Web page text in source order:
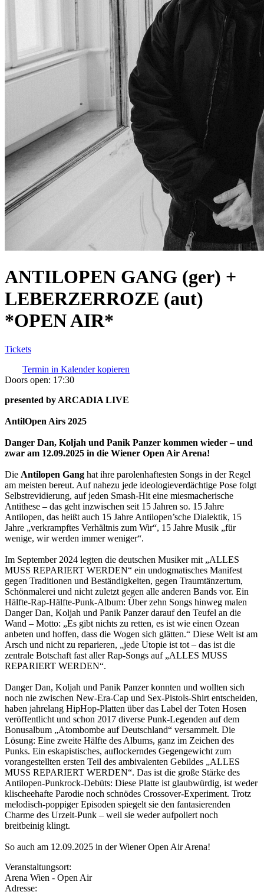
ANTILOPEN GANG (ger) +
LEBERZERROZE (aut)
*OPEN AIR*
Tickets
Termin in Kalender kopieren
Doors open: 17:30
presented by ARCADIA LIVE
AntilOpen Airs 2025
Danger Dan, Koljah und Panik Panzer kommen wieder – und
zwar am 12.09.2025 in die Wiener Open Air Arena!
Die Antilopen Gang hat ihre parolenhaftesten Songs in der Regel
am meisten bereut. Auf nahezu jede ideologieverdächtige Pose folgt
Selbstrevidierung, auf jeden Smash-Hit eine miesmacherische
Antithese – das geht inzwischen seit 15 Jahren so. 15 Jahre
Antilopen, das heißt auch 15 Jahre Antilopen’sche Dialektik, 15
Jahre „verkrampftes Verhältnis zum Wir“, 15 Jahre Musik „für
wenige, wir werden immer weniger“.
Im September 2024 legten die deutschen Musiker mit „ALLES
MUSS REPARIERT WERDEN“ ein undogmatisches Manifest
gegen Traditionen und Beständigkeiten, gegen Traumtänzertum,
Schönmalerei und nicht zuletzt gegen alle anderen Bands vor. Ein
Hälfte-Rap-Hälfte-Punk-Album: Über zehn Songs hinweg malen
Danger Dan, Koljah und Panik Panzer darauf den Teufel an die
Wand – Motto: „Es gibt nichts zu retten, es ist wie einen Ozean
anbeten und hoffen, dass die Wogen sich glätten.“ Diese Welt ist am
Arsch und nicht zu reparieren, „jede Utopie ist tot – das ist die
zentrale Botschaft fast aller Rap-Songs auf „ALLES MUSS
REPARIERT WERDEN“.
Danger Dan, Koljah und Panik Panzer konnten und wollten sich
noch nie zwischen New-Era-Cap und Sex-Pistols-Shirt entscheiden,
haben jahrelang HipHop-Platten über das Label der Toten Hosen
veröffentlicht und schon 2017 diverse Punk-Legenden auf dem
Bonusalbum „Atombombe auf Deutschland“ versammelt. Die
Lösung: Eine zweite Hälfte des Albums, ganz im Zeichen des
Punks. Ein eskapistisches, auflockerndes Gegengewicht zum
vorangestellten ersten Teil des ambivalenten Gebildes „ALLES
MUSS REPARIERT WERDEN“. Das ist die große Stärke des
Antilopen-Punkrock-Debüts: Diese Platte ist glaubwürdig, ist weder
klischeehafte Parodie noch schnödes Crossover-Experiment. Trotz
melodisch-poppiger Episoden spiegelt sie den fantasierenden
Charme des Urzeit-Punk – weil sie weder aufpoliert noch
breitbeinig klingt.
So auch am 12.09.2025 in der Wiener Open Air Arena!
Veranstaltungsort:
Arena Wien - Open Air
Adresse: